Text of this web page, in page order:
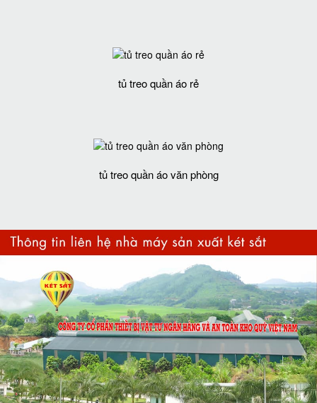
tủ treo quần áo rẻ
tủ treo quần áo văn phòng